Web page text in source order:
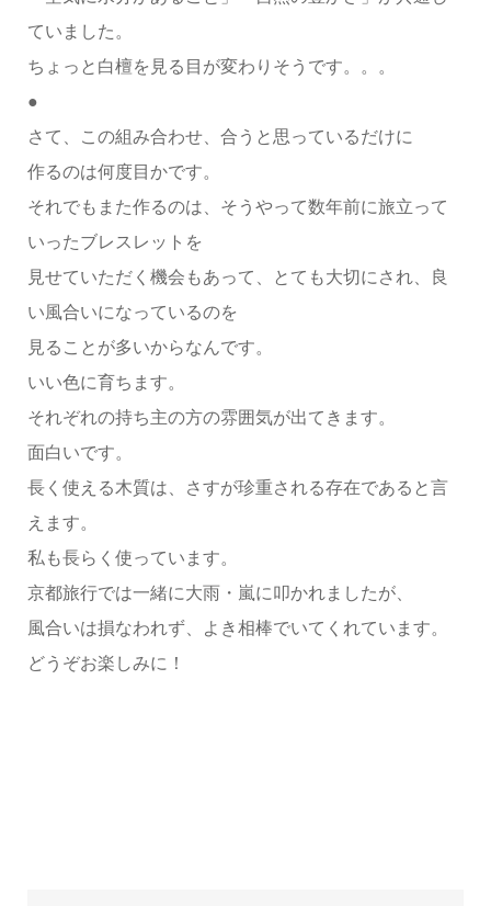
ていました。
ちょっと白檀を見る目が変わりそうです。。。
●
さて、この組み合わせ、合うと思っているだけに
作るのは何度目かです。
それでもまた作るのは、そうやって数年前に旅立って
いったブレスレットを
見せていただく機会もあって、とても大切にされ、良
い風合いになっているのを
見ることが多いからなんです。
いい色に育ちます。
それぞれの持ち主の方の雰囲気が出てきます。
面白いです。
長く使える木質は、さすが珍重される存在であると言
えます。
私も長らく使っています。
京都旅行では一緒に大雨・嵐に叩かれましたが、
風合いは損なわれず、よき相棒でいてくれています。
どうぞお楽しみに！